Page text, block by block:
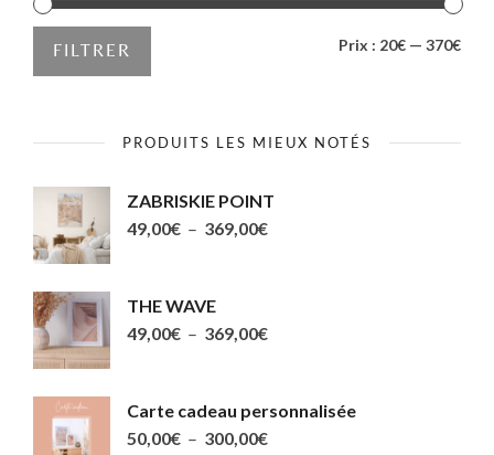
produit
produit
PRIX
MIN
PRIX
MAX
FILTRER Prix : 20€ — 370€
PRODUITS LES MIEUX NOTÉS
ZABRISKIE POINT
49,00€ – 369,00€Plage
à
THE WAVE
49,00€ – 369,00€Plage
49,00€
à
Carte cadeau personnalisée
50,00€ – 300,00€Plage